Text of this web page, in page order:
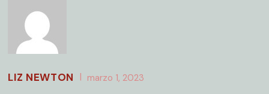
LIZ NEWTON marzo 1, 2023